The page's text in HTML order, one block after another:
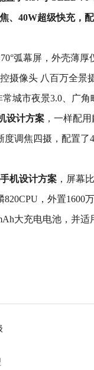
、40W超级快充，
弧幕屏，外壳薄厚
摄像头 八百万全景
城市夜景3.0、广角
设计方案 ，一样配用
调焦四摄，配置了
机设计方案 ，屏幕
，外置1600
大充电电池，并适